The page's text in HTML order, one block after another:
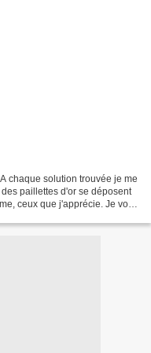
chaque solution trouvée je me
paillettes d'or se déposent
ceux que j'apprécie. Je vous